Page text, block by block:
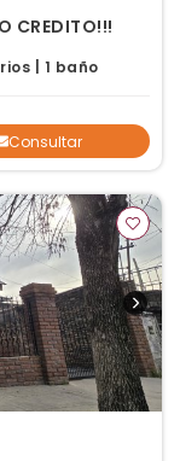
CREDITO!!!
| 1 baño
Consultar